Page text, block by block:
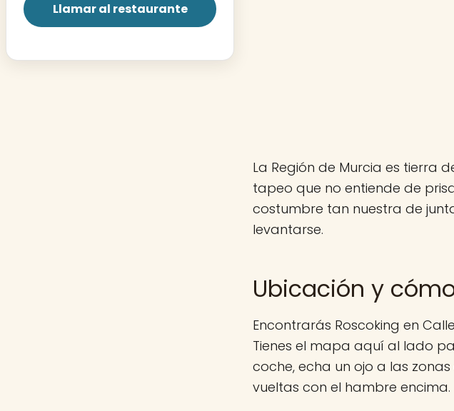
Llamar al restaurante
La Región de Murcia es tierra
tapeo que no entiende de
costumbre tan nuestra de
levantarse.
Ubicación y
Encontrarás Roscoking en
Tienes el mapa aquí al lado
coche, echa un ojo a las
vueltas con el hambre encima.